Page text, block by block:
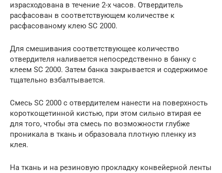
израсходована в течение 2-х часов. Отвердитель
расфасован в соответствующем количестве к
расфасованому клею SC 2000.
Для смешивания соответствующее количество
отвердителя наливается непосредственно в банку с
клеем SC 2000. Затем банка закрывается и содержимое
тщательно взбалтывается.
Смесь SC 2000 c отвердителем нанести на поверхность
короткощетинной кистью, при этом сильно втирая ее
для того, чтобы эта смесь по возможности глубже
проникала в ткань и образовала плотную пленку из
клея.
На ткань и на резиновую прокладку конвейерной ленты